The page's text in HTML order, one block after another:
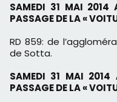
SAMEDI 31 MAI 2014
PASSAGE DELA «
RD 859: de
de Sotta.
SAMEDI 31 MAI 2014
PASSAGE DELA «